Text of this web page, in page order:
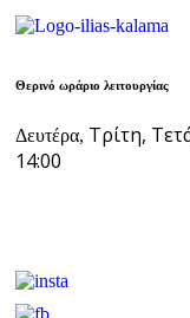
Θερινό ωράριο λειτουργίας
Δευτέρα, Τρίτη,
14:00